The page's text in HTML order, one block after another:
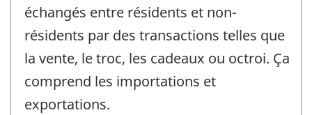
échangés entre résidents et non-
résidents par des transactions telles que
la vente, le troc, les cadeaux ou octroi. Ça
comprend les importations et
exportations.